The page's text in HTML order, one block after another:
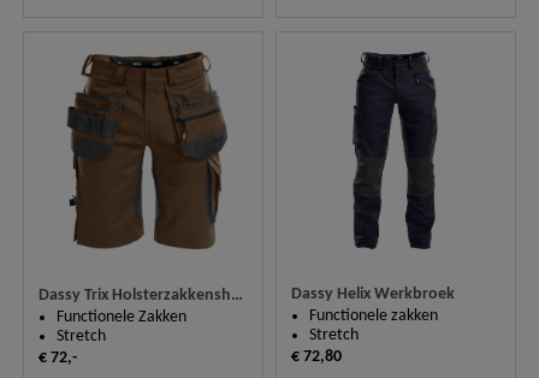
Dassy Trix Holsterzakkenshort
Functionele Zakken
Stretch
€ 72,-
Dassy Helix Werkbroek
Functionele zakken
Stretch
€ 72,80